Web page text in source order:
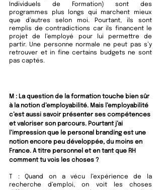
Individuels de Formation) sont des
programmes plus longs qui marchent mieux
que d’autres selon moi. Pourtant, ils sont
remplis de contradictions car ils financent le
projet de l’employé pour lui permettre de
partir. Une personne normale ne peut pas s’y
retrouver et in fine certains budgets ne sont
pas captés.
M : La question de la formation touche bien sûr
à la notion d’employabilité. Mais l’employabilité
c’est aussi savoir présenter ses compétences
et valoriser son parcours. Pourtant j’ai
l’impression que le personal branding est une
notion encore peu développée, du moins en
France. A titre personnel et en tant que RH
comment tu vois les choses ?
T : Quand on a vécu l’expérience de la
recherche d’emploi, on voit les choses